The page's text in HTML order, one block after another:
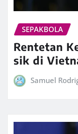
SEPAKBOLA
Rentetan
sik di
Samuel